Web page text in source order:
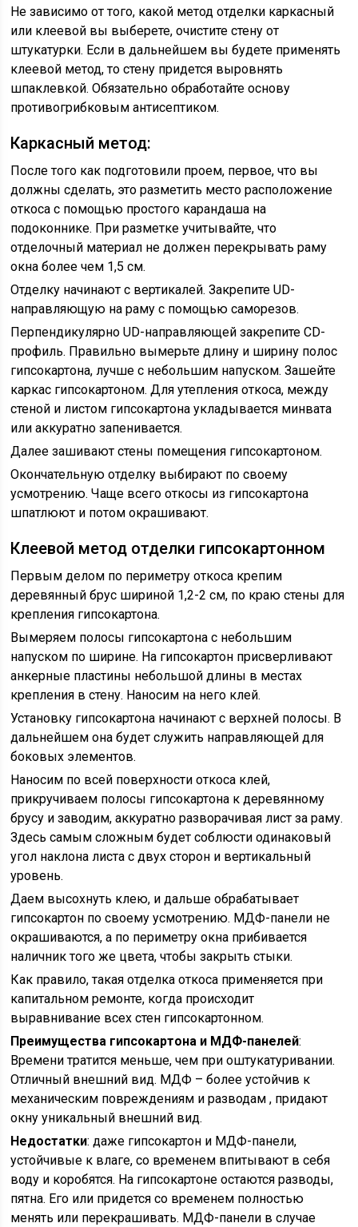
Не зависимо от того, какой метод отделки каркасный
или клеевой вы выберете, очистите стену от
штукатурки. Если в дальнейшем вы будете применять
клеевой метод, то стену придется выровнять
шпаклевкой. Обязательно обработайте основу
противогрибковым антисептиком.
Каркасный метод:
После того как подготовили проем, первое, что вы
должны сделать, это разметить место расположение
откоса с помощью простого карандаша на
подоконнике. При разметке учитывайте, что
отделочный материал не должен перекрывать раму
окна более чем 1,5 см.
Отделку начинают с вертикалей. Закрепите UD-
направляющую на раму с помощью саморезов.
Перпендикулярно UD-направляющей закрепите CD-
профиль. Правильно вымерьте длину и ширину полос
гипсокартона, лучше с небольшим напуском. Зашейте
каркас гипсокартоном. Для утепления откоса, между
стеной и листом гипсокартона укладывается минвата
или аккуратно запенивается.
Далее зашивают стены помещения гипсокартоном.
Окончательную отделку выбирают по своему
усмотрению. Чаще всего откосы из гипсокартона
шпатлюют и потом окрашивают.
Клеевой метод отделки гипсокартонном
Первым делом по периметру откоса крепим
деревянный брус шириной 1,2-2 см, по краю стены для
крепления гипсокартона.
Вымеряем полосы гипсокартона с небольшим
напуском по ширине. На гипсокартон присверливают
анкерные пластины небольшой длины в местах
крепления в стену. Наносим на него клей.
Установку гипсокартона начинают с верхней полосы. В
дальнейшем она будет служить направляющей для
боковых элементов.
Наносим по всей поверхности откоса клей,
прикручиваем полосы гипсокартона к деревянному
брусу и заводим, аккуратно разворачивая лист за раму.
Здесь самым сложным будет соблюсти одинаковый
угол наклона листа с двух сторон и вертикальный
уровень.
Даем высохнуть клею, и дальше обрабатывает
гипсокартон по своему усмотрению. МДФ-панели не
окрашиваются, а по периметру окна прибивается
наличник того же цвета, чтобы закрыть стыки.
Как правило, такая отделка откоса применяется при
капитальном ремонте, когда происходит
выравнивание всех стен гипсокартонном.
Преимущества гипсокартона и МДФ-панелей:
Времени тратится меньше, чем при оштукатуривании.
Отличный внешний вид. МДФ – более устойчив к
механическим повреждениям и разводам , придают
окну уникальный внешний вид.
Недостатки: даже гипсокартон и МДФ-панели,
устойчивые к влаге, со временем впитывают в себя
воду и коробятся. На гипсокартоне остаются разводы,
пятна. Его или придется со временем полностью
менять или перекрашивать. МДФ-панели в случае